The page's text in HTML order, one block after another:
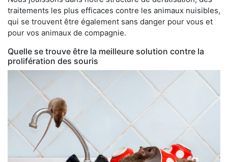
traitements les plus efficaces contre les animaux nuisibles,
qui se trouvent être également sans danger pour vous et
pour vos animaux de compagnie.
Quelle se trouve être la meilleure solution contre la
prolifération des souris